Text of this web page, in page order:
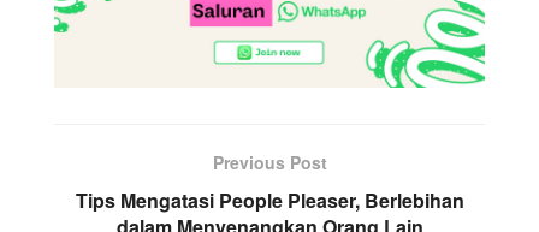
Previous Post
Tips Mengatasi People Pleaser, Berlebihan
dalam Menyenangkan Orang Lain